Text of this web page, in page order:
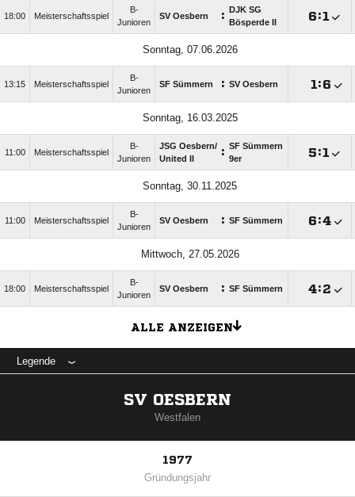
18:00 Meisterschaftsspiel
B-
Junioren
SV Oesbern :
DJK SG
Bösperde II
:
Sonntag, 07.06.2026
13:15 Meisterschaftsspiel
B-
Junioren
SF Sümmern : SV Oesbern :
Sonntag, 16.03.2025
11:00 Meisterschaftsspiel
B-
Junioren
JSG Oesbern/​
United II
: SF Sümmern
9er
:
Sonntag, 30.11.2025
11:00 Meisterschaftsspiel
B-
Junioren
SV Oesbern : SF Sümmern :
Mittwoch, 27.05.2026
18:00 Meisterschaftsspiel
B-
Junioren
SV Oesbern : SF Sümmern :
ALLE ANZEIGEN
Legende
SV OESBERN
Westfalen
1977
Gründungsjahr